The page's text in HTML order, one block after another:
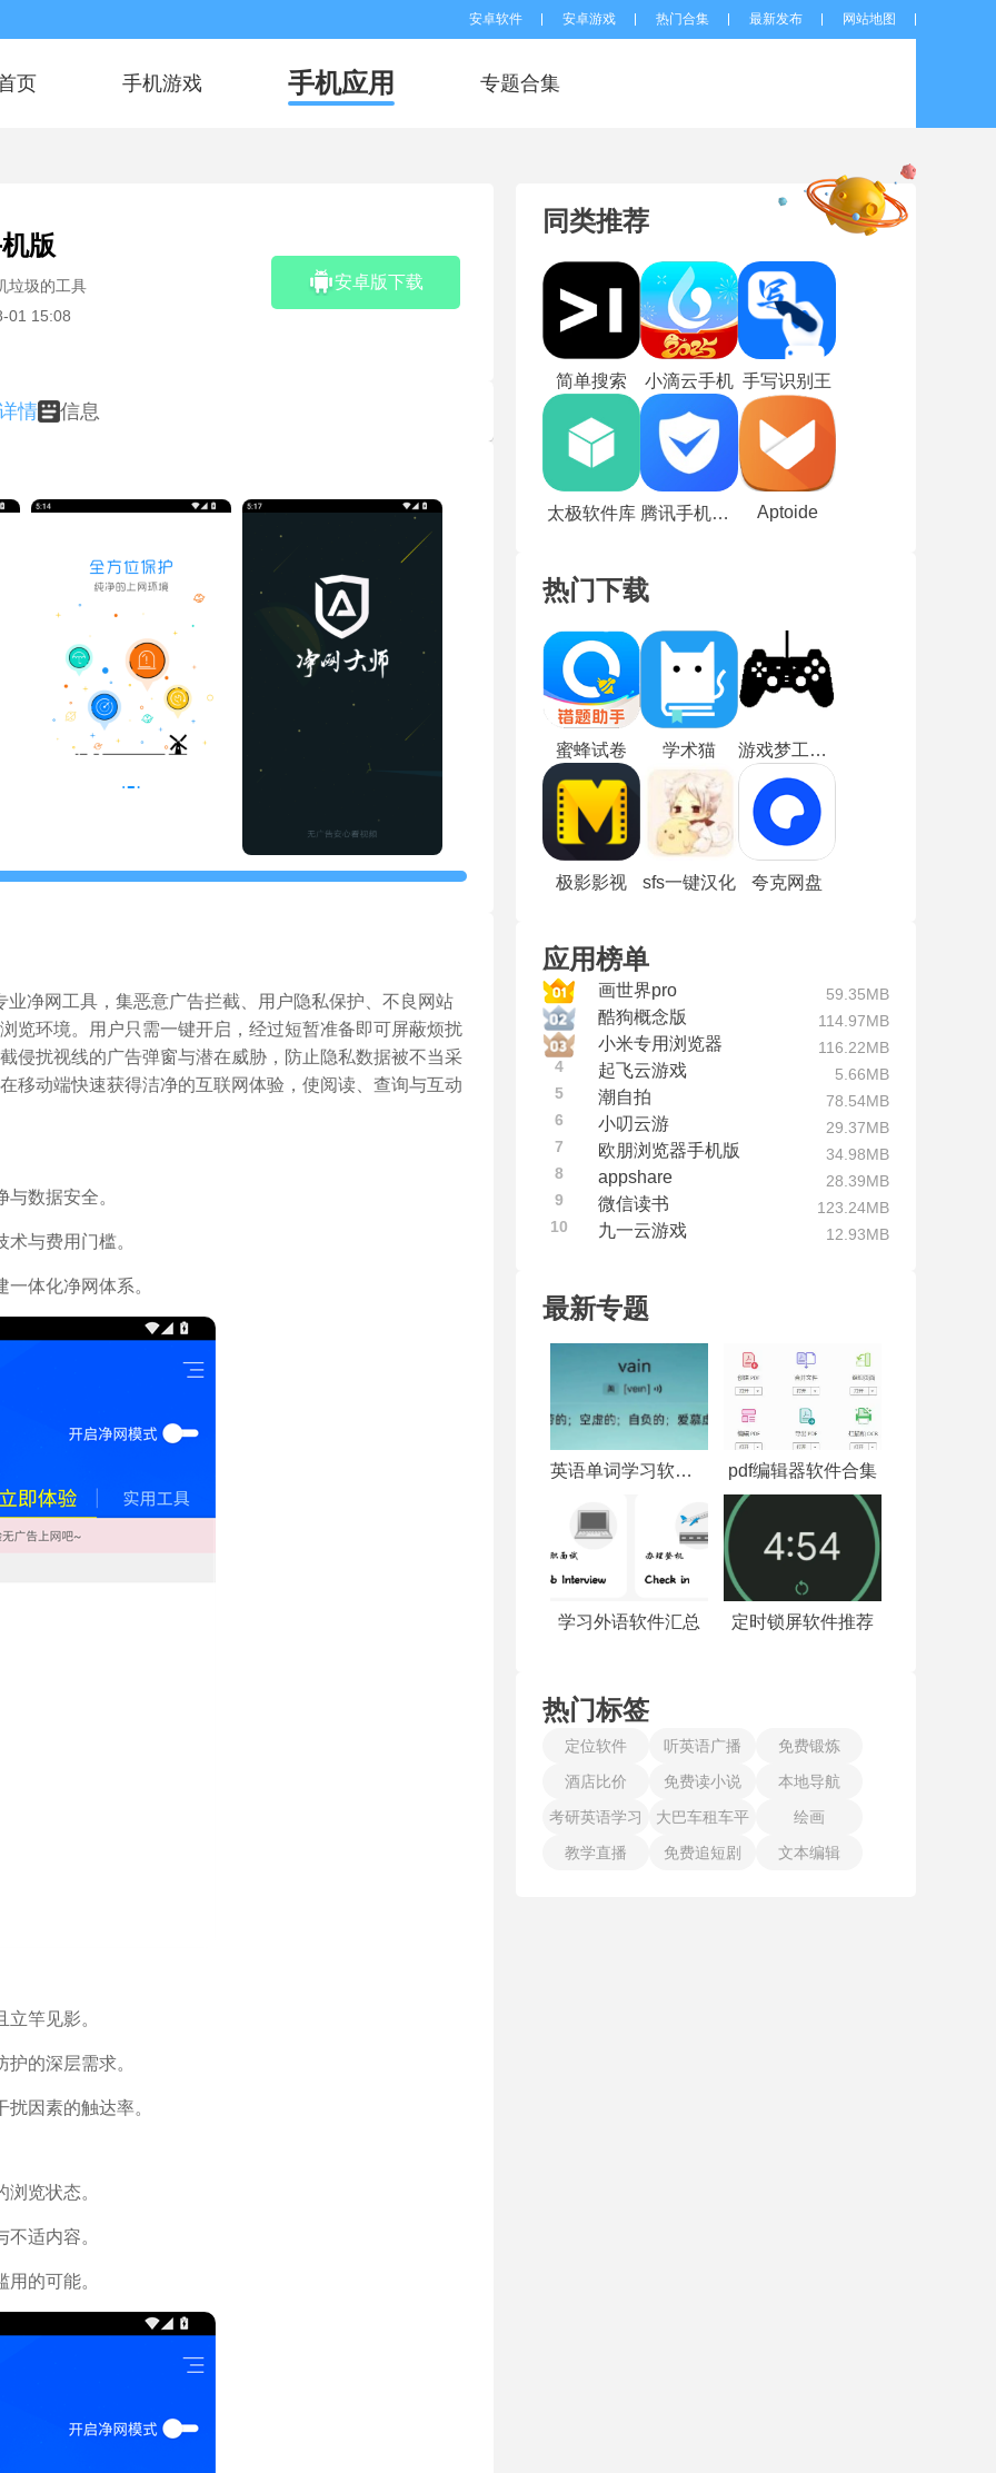
安卓软件 安卓游戏 热门合集 最新发布 网站地图
页 手机游戏 手机应用 专题合集
版
垃圾的工具
01 15:08
安卓版下载
情 信息
净网工具，集恶意广告拦截、用户隐私保护、不良网站
览环境。用户只需一键开启，经过短暂准备即可屏蔽烦扰
侵扰视线的广告弹窗与潜在威胁，防止隐私数据被不当采
移动端快速获得洁净的互联网体验，使阅读、查询与互动
数据安全。
与费用门槛。
体化净网体系。
竿见影。
的深层需求。
因素的触达率。
览状态。
适内容。
的可能。
同类推荐
简单搜索 小滴云手机 手写识别王
太极软件库 腾讯手机连接助手 Aptoide
热门下载
蜜蜂试卷 学术猫 游戏梦工厂mugen最新版
极影影视 sfs一键汉化 夸克网盘
应用榜单
画世界pro 59.35MB
酷狗概念版 114.97MB
小米专用浏览器
116.22MB
4
起飞云游戏
5.66MB
5
潮自拍
78.54MB
6
小叨云游
29.37MB
7
欧朋浏览器手机版
34.98MB
8
appshare
28.39MB
9
微信读书
123.24MB
10
九一云游戏 12.93MB
最新专题
英语单词学习软件合集 pdf编辑器软件合集
学习外语软件汇总 定时锁屏软件推荐
热门标签
定位软件 听英语广播
免费锻炼
酒店比价
免费读小说
本地导航
考研英语学习
大巴车租车平
台
绘画
教学直播
免费追短剧 文本编辑